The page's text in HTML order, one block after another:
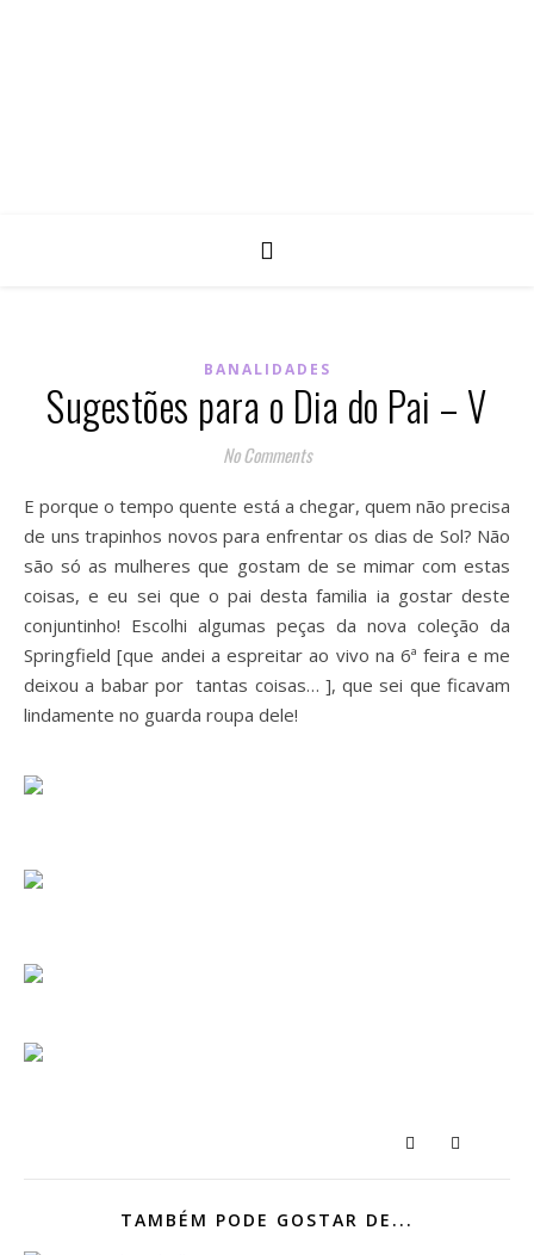
BANALIDADES
Sugestões para o Dia do Pai – V
No Comments
E porque o tempo quente está a chegar, quem não precisa
de uns trapinhos novos para enfrentar os dias de Sol? Não
são só as mulheres que gostam de se mimar com estas
coisas, e eu sei que o pai desta familia ia gostar deste
conjuntinho! Escolhi algumas peças da nova coleção da
Springfield [que andei a espreitar ao vivo na 6ª feira e me
deixou a babar por tantas coisas… ], que sei que ficavam
lindamente no guarda roupa dele!
TAMBÉM PODE GOSTAR DE...